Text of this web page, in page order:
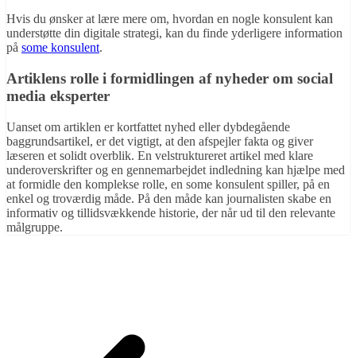
Hvis du ønsker at lære mere om, hvordan en nogle konsulent kan
understøtte din digitale strategi, kan du finde yderligere information
på some konsulent.
Artiklens rolle i formidlingen af nyheder om social
media eksperter
Uanset om artiklen er kortfattet nyhed eller dybdegående
baggrundsartikel, er det vigtigt, at den afspejler fakta og giver
læseren et solidt overblik. En velstruktureret artikel med klare
underoverskrifter og en gennemarbejdet indledning kan hjælpe med
at formidle den komplekse rolle, en some konsulent spiller, på en
enkel og troværdig måde. På den måde kan journalisten skabe en
informativ og tillidsvækkende historie, der når ud til den relevante
målgruppe.